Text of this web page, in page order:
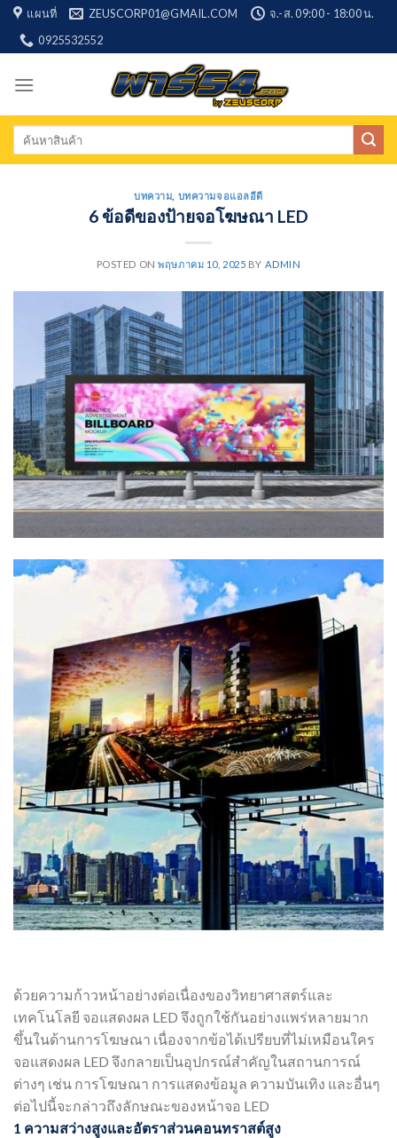
Skip
content
แผนที่ ZEUSCORP01@GMAIL.COM
จ.-ส. 09:00 - 18:00 น.
0925532552
Search
บทความ บทความจอแอลอีดี
6 ข้อดีของป้ายจอโฆษณา LED
POSTED ONพฤษภาคม 10, 2025 BY ADMIN
ด้วยความก้าวหน้าอย่างต่อเนื่องของวิทยาศาสตร์และ
เทคโนโลยี จอแสดงผล LED จึงถูกใช้กันอย่างแพร่หลายมาก
ขึ้นในด้านการโฆษณา เนื่องจากข้อได้เปรียบที่ไม่เหมือนใคร
จอแสดงผล LED จึงกลายเป็นอุปกรณ์สำคัญในสถานการณ์
ต่างๆ เช่น การโฆษณา การแสดงข้อมูล ความบันเทิง และอื่นๆ
ต่อไปนี้จะกล่าวถึงลักษณะของหน้าจอ LED
1 ความสว่างสูงและอัตราส่วนคอนทราสต์สูง